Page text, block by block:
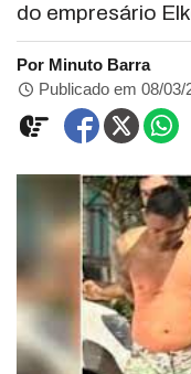
do empresário
Por Minuto Barra
Publicado em 08/03/